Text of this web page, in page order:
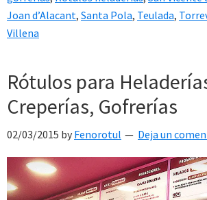
Joan d’Alacant, Santa Pola, Teulada,
Villena
Rótulos para
Creperías, Gofrerías
02/03/2015 by Fenorotul Deja un